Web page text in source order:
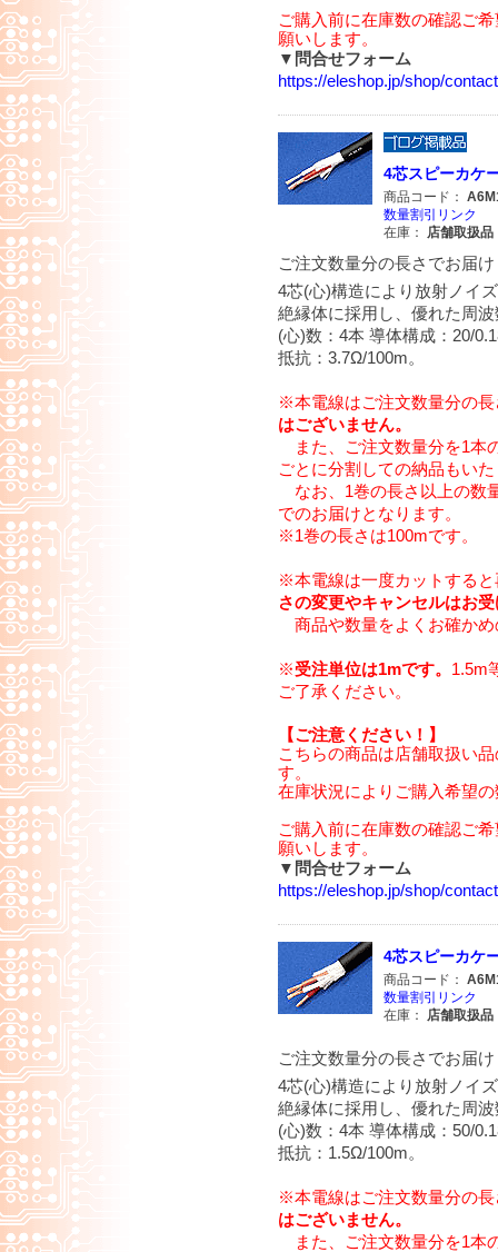
ご購入前に在庫数の確認ご
願いします。
▼問合せフォーム
https://eleshop.jp/shop/
4芯スピーカケ
商品コード：
数量割引リンク
在庫：
店舗取扱
ご注文数量分の長さでお届け
4芯(心)構造により放射ノイ
絶縁体に採用し、優れた周
(心)数：4本 導体構成：20/
抵抗：3.7Ω/100m。
※本電線はご注文数量分の
はございません。
また、ご注文数量分を1本
ごとに分割しての納品もい
なお、1巻の長さ以上の数
でのお届けとなります。
※1巻の長さは100mです。
※本電線は一度カットする
さの変更やキャンセルはお
商品や数量をよくお確か
※受注単位は1mです。 1.5m
ご了承ください。
【ご注意ください！】
こちらの商品は店舗取扱い
す。
在庫状況によりご購入希望
ご購入前に在庫数の確認ご
願いします。
▼問合せフォーム
https://eleshop.jp/shop/
4芯スピーカケ
商品コード：
数量割引リンク
在庫：
店舗取扱
ご注文数量分の長さでお届け
4芯(心)構造により放射ノイ
絶縁体に採用し、優れた周
(心)数：4本 導体構成：50/
抵抗：1.5Ω/100m。
※本電線はご注文数量分の
はございません。
また、ご注文数量分を1本